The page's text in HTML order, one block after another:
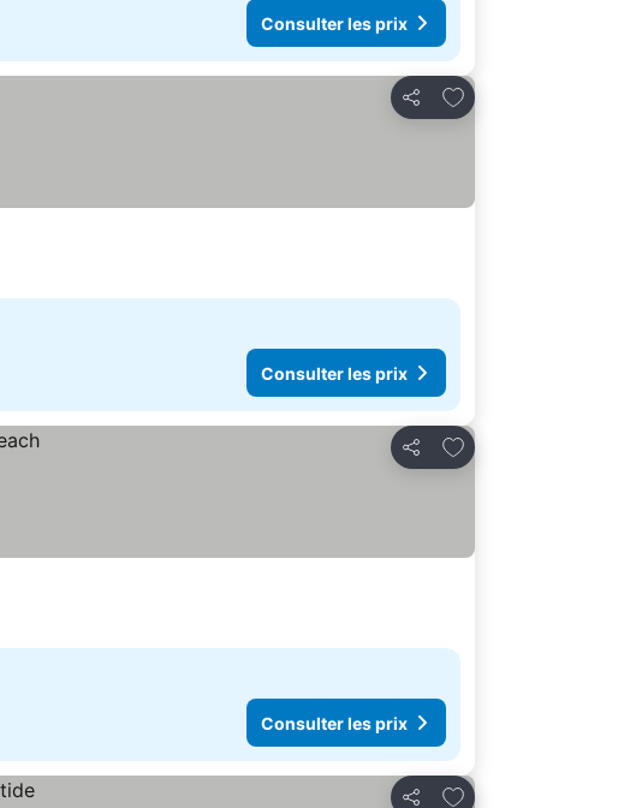
Consulter les prix
Partager
Ajouter à mes favoris
Consulter les prix
Partager
Ajouter à mes favoris
Consulter les prix
Ajouter à mes favoris